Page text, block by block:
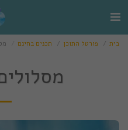
בית פורטל התוכן תכנים בחינם